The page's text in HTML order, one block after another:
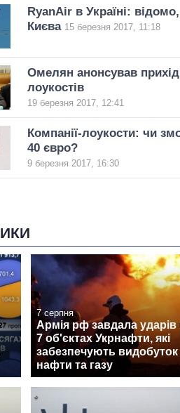
RyanAir в Україні:
Києва 15 березня 2017, 11:18
Омелян анонсував
лоукостів
19 березня 2017, 12:41
Компанії-лоукости: чи
40 євро?
9 березня 2017, 16:30
7 серпня
Армія рф завдала ударів
7 об'єктах Укрнафти, які
забезпечують видобуток
нафти та газу